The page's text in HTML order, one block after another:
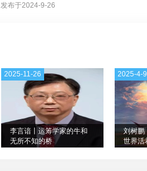
发布于2024-9-26
李言谙丨运筹学家的牛和
无所不知的桥
2025-11-26
刘树鹏
世界活
2025-4-9